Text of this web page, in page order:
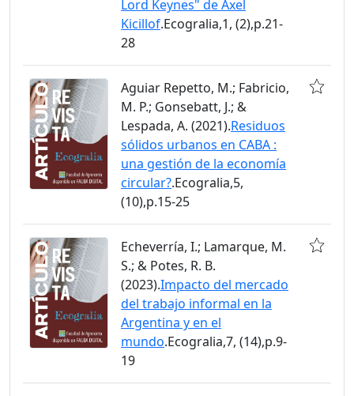
Lord Keynes" de Axel
Kicillof.Ecogralia,1, (2),p.21-
28
Aguiar Repetto, M.; Fabricio,
M. P.; Gonsebatt, J.; &
Lespada, A. (2021).Residuos
sólidos urbanos en CABA :
una gestión de la economía
circular?.Ecogralia,5,
(10),p.15-25
Echeverría, I.; Lamarque, M.
S.; & Potes, R. B.
(2023).Impacto del mercado
del trabajo informal en la
Argentina y en el
mundo.Ecogralia,7, (14),p.9-
19